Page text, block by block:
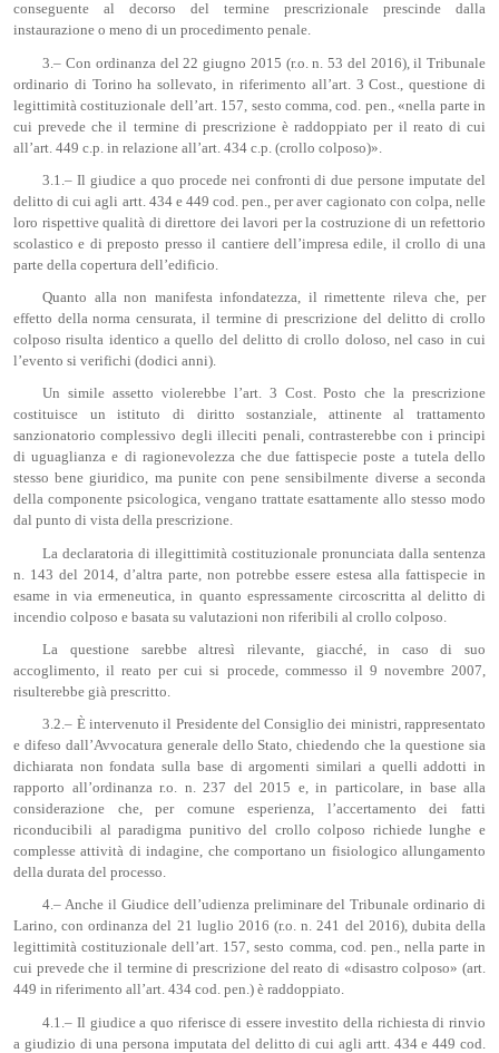
conseguente al decorso del termine prescrizionale prescinde dalla
instaurazione o meno di un procedimento penale.
3.– Con ordinanza del 22 giugno 2015 (r.o. n. 53 del 2016), il Tribunale
ordinario di Torino ha sollevato, in riferimento all’art. 3 Cost., questione di
legittimità costituzionale dell’art. 157, sesto comma, cod. pen., «nella parte in
cui prevede che il termine di prescrizione è raddoppiato per il reato di cui
all’art. 449 c.p. in relazione all’art. 434 c.p. (crollo colposo)».
3.1.– Il giudice a quo procede nei confronti di due persone imputate del
delitto di cui agli artt. 434 e 449 cod. pen., per aver cagionato con colpa, nelle
loro rispettive qualità di direttore dei lavori per la costruzione di un refettorio
scolastico e di preposto presso il cantiere dell’impresa edile, il crollo di una
parte della copertura dell’edificio.
Quanto alla non manifesta infondatezza, il rimettente rileva che, per
effetto della norma censurata, il termine di prescrizione del delitto di crollo
colposo risulta identico a quello del delitto di crollo doloso, nel caso in cui
l’evento si verifichi (dodici anni).
Un simile assetto violerebbe l’art. 3 Cost. Posto che la prescrizione
costituisce un istituto di diritto sostanziale, attinente al trattamento
sanzionatorio complessivo degli illeciti penali, contrasterebbe con i principi
di uguaglianza e di ragionevolezza che due fattispecie poste a tutela dello
stesso bene giuridico, ma punite con pene sensibilmente diverse a seconda
della componente psicologica, vengano trattate esattamente allo stesso modo
dal punto di vista della prescrizione.
La declaratoria di illegittimità costituzionale pronunciata dalla sentenza
n. 143 del 2014, d’altra parte, non potrebbe essere estesa alla fattispecie in
esame in via ermeneutica, in quanto espressamente circoscritta al delitto di
incendio colposo e basata su valutazioni non riferibili al crollo colposo.
La questione sarebbe altresì rilevante, giacché, in caso di suo
accoglimento, il reato per cui si procede, commesso il 9 novembre 2007,
risulterebbe già prescritto.
3.2.– È intervenuto il Presidente del Consiglio dei ministri, rappresentato
e difeso dall’Avvocatura generale dello Stato, chiedendo che la questione sia
dichiarata non fondata sulla base di argomenti similari a quelli addotti in
rapporto all’ordinanza r.o. n. 237 del 2015 e, in particolare, in base alla
considerazione che, per comune esperienza, l’accertamento dei fatti
riconducibili al paradigma punitivo del crollo colposo richiede lunghe e
complesse attività di indagine, che comportano un fisiologico allungamento
della durata del processo.
4.– Anche il Giudice dell’udienza preliminare del Tribunale ordinario di
Larino, con ordinanza del 21 luglio 2016 (r.o. n. 241 del 2016), dubita della
legittimità costituzionale dell’art. 157, sesto comma, cod. pen., nella parte in
cui prevede che il termine di prescrizione del reato di «disastro colposo» (art.
449 in riferimento all’art. 434 cod. pen.) è raddoppiato.
4.1.– Il giudice a quo riferisce di essere investito della richiesta di rinvio
a giudizio di una persona imputata del delitto di cui agli artt. 434 e 449 cod.